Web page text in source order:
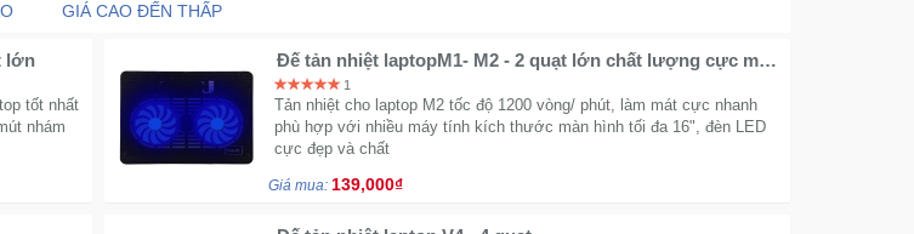
GIÁ CAO ĐẾN THẤP
lớn
tốt nhất
nhám
Đế tản nhiệt laptopM1- M2 - 2 quạt lớn chất lượng cực mát
LM
1
Tản nhiệt cho laptop M2 tốc độ 1200 vòng/ phút, làm mát cực nhanh
phù hợp với nhiều máy tính kích thước màn hình tối đa 16", đèn LED
cực đẹp và chất
Giá mua: 139,000₫